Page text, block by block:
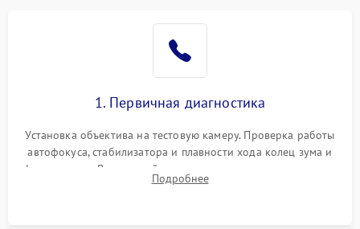
1. Первичная диагностика
Установка объектива на тестовую камеру. Проверка работы
автофокуса, стабилизатора и плавности хода колец зума и
фокусировки. Визуальный осмотр линз на наличие царапин,
грибка, пыли и оценка состояния контактов байонета.
Подробнее